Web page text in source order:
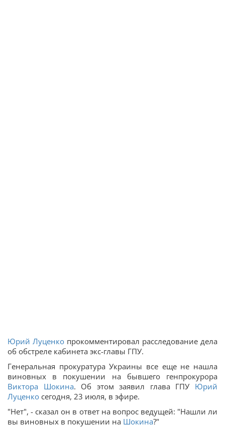
Юрий Луценко прокомментировал расследование дела
об обстреле кабинета экс-главы ГПУ.
Генеральная прокуратура Украины все еще не нашла
виновных в покушении на бывшего генпрокурора
Виктора Шокина. Об этом заявил глава ГПУ Юрий
Луценко сегодня, 23 июля, в эфире.
"Нет", - сказал он в ответ на вопрос ведущей: "Нашли ли
вы виновных в покушении на Шокина?"